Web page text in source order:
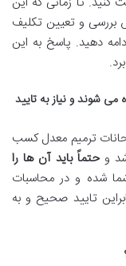
و تعیین تکلیف
دهید. پاسخ به این
می شوند و نیاز به تایید
ترمیم معدل کسب
شد وحتماً باید آن ها را
شده و در محاسبات
تایید صحیح و به